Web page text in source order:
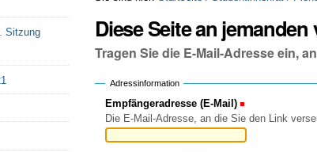
Diese Seite an jemanden
Tragen Sie die E-Mail-Adresse ein,
Adressinformation
Empfängeradresse (E-Mail)
Die E-Mail-Adresse, an die Sie den Link
Sitzung